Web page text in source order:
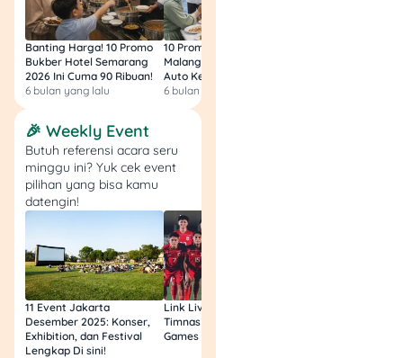
Pecinta sushi, jangan
sampai kelewatan
kesempatan ini untuk
menikmati hidangan lezat
di Sushiro dengan promo
spesial! ?✨
4. Sour Sally
Waktunyadessert! Sour
Banting Harga! 10 Promo
Bukber Hotel Semarang
2026 Ini Cuma 90 Ribuan!
6 bulan yang lalu
10 Promo Bukber Hotel
Malang 2026: Start 75rb,
Auto Kenyang!
6 bulan yang lalu
🎉 Weekly Event
Butuh referensi acara seru
minggu ini? Yuk cek event
pilihan yang bisa kamu
datengin!
11 Event Jakarta
Desember 2025: Konser,
Exhibition, dan Festival
Lengkap Di sini!
Link Live Streaming
Timnas vs Filipina SEA
Games Malam Ini, Gratis!